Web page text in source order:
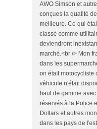
AWO Simson et
conçues la qualité
meilleure. Ce qui
classé comme
deviendront
marché.<br /> Mon
dans les
on était motocycliste
véhicule n'était
haut de gamme
réservés à la Police
Dollars et autres
dans les pays de